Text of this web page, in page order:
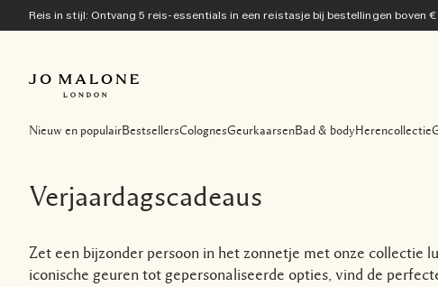
Reis in stijl: Ontvang 5 reis-essentials in een reistasje bij bestellingen boven
Nieuw en populairBestsellersColognesGeurkaarsenBad & bodyHerencollectie
Verjaardagscadeaus
Zet een bijzonder persoon in het zonnetje met onze collectie
iconische geuren tot gepersonaliseerde opties, vind de